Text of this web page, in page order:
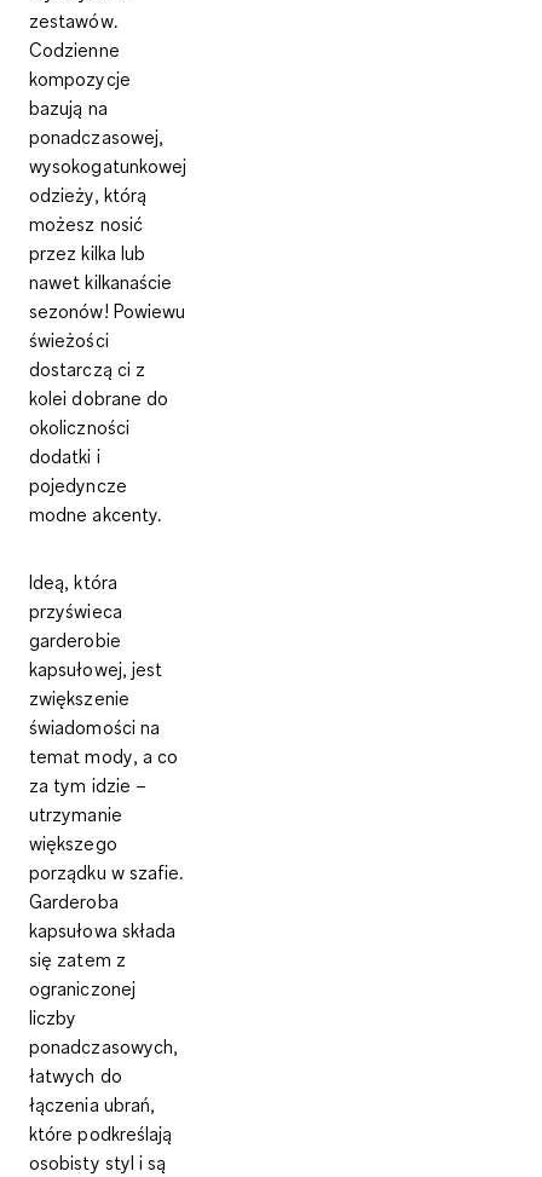
zestawów.
Codzienne
kompozycje
bazują na
ponadczasowej,
wysokogatunkowej
odzieży, którą
możesz nosić
przezkilka lub
nawet kilkanaście
sezonów! Powiewu
świeżości
dostarczą ci z
kolei dobrane do
okoliczności
dodatki i
pojedyncze
modne akcenty.
Ideą, która
przyświeca
garderobie
kapsułowej, jest
zwiększenie
świadomości na
temat mody, a co
za tym idzie –
utrzymanie
większego
porządku w szafie.
Garderoba
kapsułowa składa
się zatem z
ograniczonej
liczby
ponadczasowych,
łatwych do
łączenia ubrań,
które podkreślają
osobisty styl i są